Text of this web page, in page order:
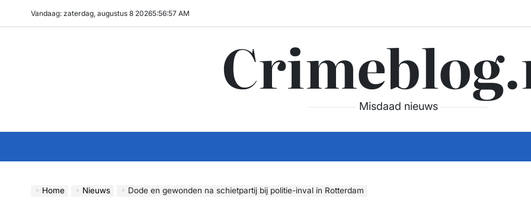
Vandaag: zaterdag, augustus 8 20265:56:58 AM
Misdaad nieuws
Home Nieuws Dode en gewonden na schietpartij bij politie-inval in Rotterdam